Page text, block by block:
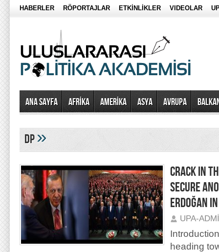
HABERLER RÖPORTAJLAR ETKİNLİKLER VIDEOLAR
Ana Sayfa AFRİKA AMERİKA ASYA AVRUPA
DP»
CRACK IN
SECURE
ERDOĞAN
UPA-
heading